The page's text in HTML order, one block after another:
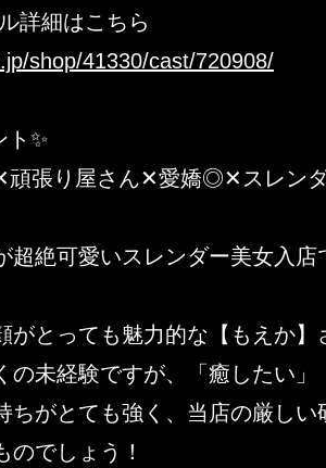
詳細はこちら
shop/41330/cast/720908/
ト✨
✕頑張り屋さん✕愛嬌◎✕スレン
超絶可愛いスレンダー美女入店
がとっても魅力的な【もえか】
の未経験ですが、「癒したい」
ちがとても強く、当店の厳し
のでしょう！